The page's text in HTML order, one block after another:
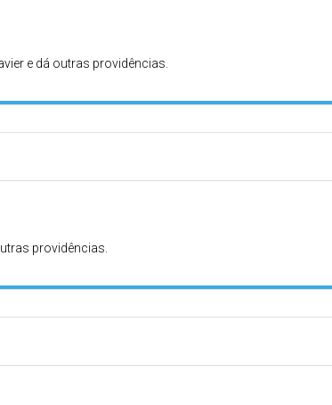
e dá outras providências.
providências.